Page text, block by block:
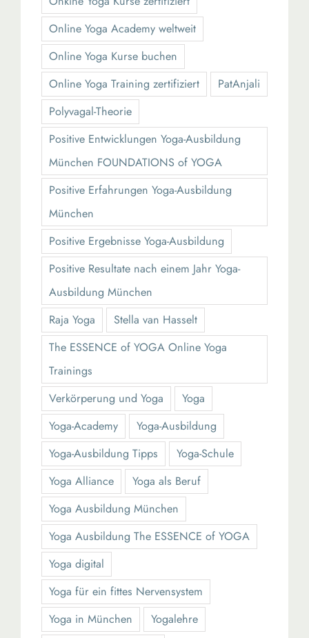
Online Yoga Academy weltweit
Online Yoga Kurse buchen
Online Yoga Training zertifiziert
PatAnjali
Polyvagal-Theorie
Positive Entwicklungen Yoga-Ausbildung
München FOUNDATIONS of YOGA
Positive Erfahrungen Yoga-Ausbildung
München
Positive Ergebnisse Yoga-Ausbildung
Positive Resultate nach einem Jahr Yoga-
Ausbildung München
Raja Yoga
Stella van Hasselt
The ESSENCE of YOGA Online Yoga
Trainings
Verkörperung und Yoga
Yoga
Yoga-Academy
Yoga-Ausbildung
Yoga-Ausbildung Tipps
Yoga-Schule
Yoga Alliance
Yoga als Beruf
Yoga Ausbildung München
Yoga Ausbildung The ESSENCE of YOGA
Yoga digital
Yoga für ein fittes Nervensystem
Yoga in München
Yogalehre